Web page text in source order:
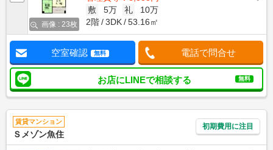
画像 : 23枚
敷
5万 礼
10万
2階
3DK 53.16㎡
空室確認 無料 電話で問合せ
お店にLINEで相談する 無料
賃貸マンション
Ｓメゾン魚住
初期費用に注目